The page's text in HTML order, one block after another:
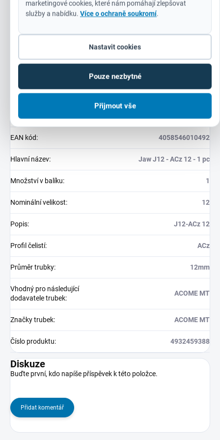
marketingové cookies, které nám pomáhají zlepšovat
služby a nabídku. Více o ochraně soukromí.
Nastavit cookies
Pouze nezbytné
Přijmout vše
Systémové příslušenství
24 měsíců (IČ: 12 měsíců)
Hmotnost: 1 kg
EAN
EAN kód: 4058546010492
Hlavní název: Jaw J12 - ACz 12 - 1 pc
Množství v balíku: 1
Nominální velikost: 12
Popis: J12-ACz 12
Profil čelistí: ACz
Průměr trubky: 12mm
Vhodný pro následující
dodavatele trubek:
ACOME MT
Značky trubek: ACOME MT
Číslo produktu: 4932459388
Diskuze
Buďte první, kdo napíše příspěvek k této položce.
Přidat komentář